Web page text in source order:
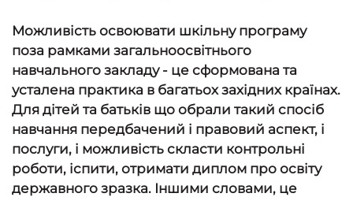
Можливість освоювати шкільну програму
поза рамками загальноосвітнього
навчального закладу - це сформована та
усталена практика в багатьох західних країнах.
Для дітей та батьків що обрали такий спосіб
навчання передбачений і правовий аспект, і
послуги, і можливість скласти контрольні
роботи, іспити, отримати диплом про освіту
державного зразка. Іншими словами, це